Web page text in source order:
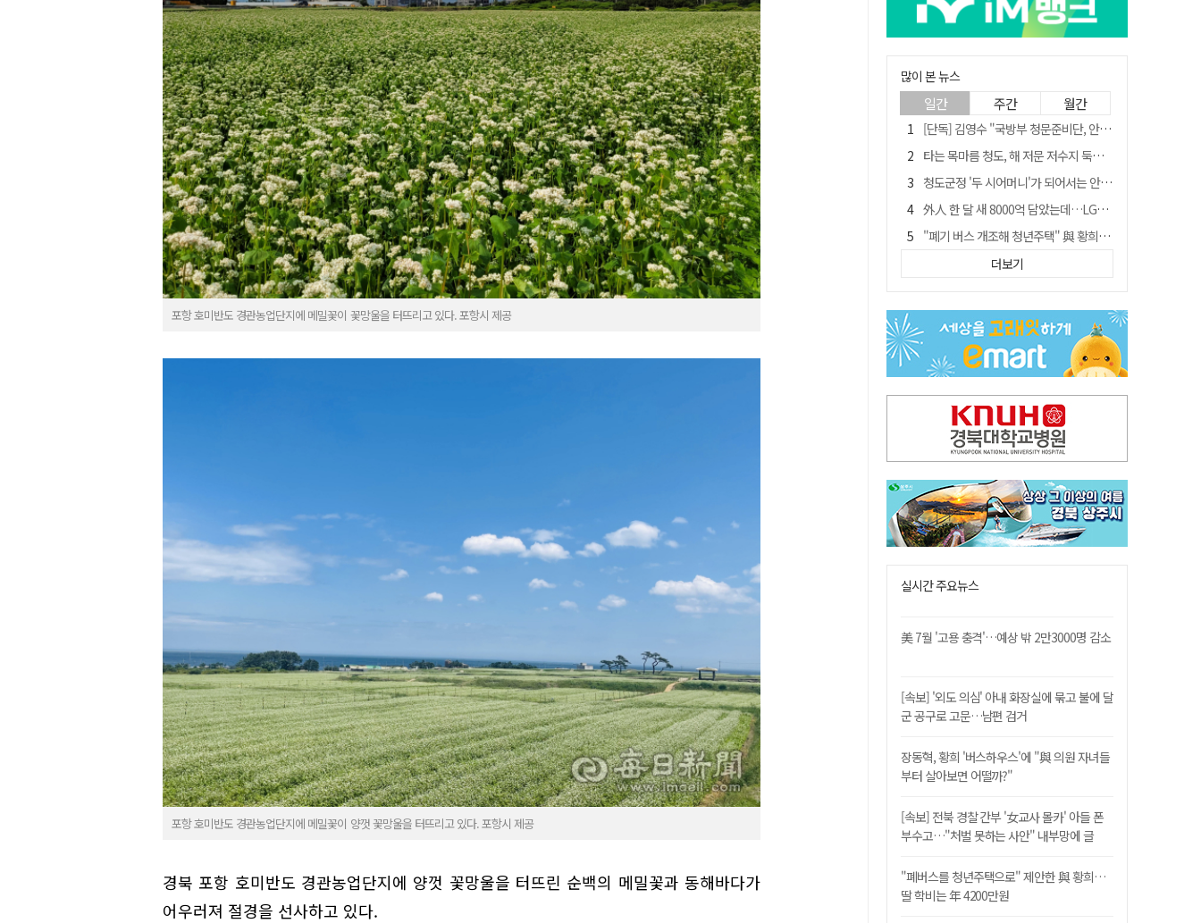
포항 호미반도 경관농업단지에 메밀꽃이 꽃망울을 터뜨리고 있다. 포항시 제공
포항 호미반도 경관농업단지에 메밀꽃이 양껏 꽃망울을 터뜨리고 있다. 포항시 제공
경북 포항 호미반도 경관농업단지에 양껏 꽃망울을 터뜨린 순백의 메밀꽃과 동해바다가
어우러져 절경을 선사하고 있다.
많이 본 뉴스
일간 주간 월간
[단독] 김영수 "국방부 청문준비단, 안규백 탈영 알고있었다"
타는 목마름 청도, 해 저문 저수지 둑에 군수가 서 있었다
청도군정 '두 시어머니'가 되어서는 안된다
外人 한 달 새 8000억 담았는데…LG이노텍 목표주가는 왜 엇갈릴까
"폐기 버스 개조해 청년주택" 與 황희…'딸 학비는 年 4200만원'
임시휴업 들어갔던 홈플러스 영주점, 7일 영업 재개…지하 1층만 운영
SK하이닉스, 주당 375원 분기 배당 공시…"3분기 중 주주환원 방안 확정"
이의준 전 경북도 새마을봉사과장, 제28대 울릉군 부군수 취임
"상법개정해도 주주가 '봉'"…하이닉스 솔리다임 상장설에 술렁[개미와글와글]
더보기
실시간 주요뉴스
美 7월 '고용 충격'…예상 밖 2만3000명 감소
[속보] '외도 의심' 아내 화장실에 묶고 불에 달
군 공구로 고문…남편 검거
장동혁, 황희 '버스하우스'에 "與 의원 자녀들
부터 살아보면 어떨까?"
[속보] 전북 경찰 간부 '女교사 몰카' 아들 폰
부수고…"처벌 못하는 사안" 내부망에 글
"폐버스를 청년주택으로" 제안한 與 황희…
딸 학비는 年 4200만원